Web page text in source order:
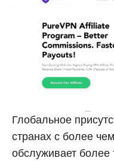
Глобальное
странах с более
обслуживает